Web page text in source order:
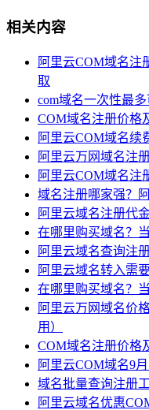
相关内容
阿里云COM域名注
取
com域名一次性最
COM域名注册价格
阿里云COM域名续
阿里云万网域名注
阿里云COM域名注
域名注册哪家强？
阿里云域名注册代
在哪里购买域名？
阿里云域名查询注
阿里云域名转入需
在哪里购买域名？
阿里云万网域名价
用）
COM域名注册价格
阿里云COM域名9
域名批量查询注册
阿里云域名优惠